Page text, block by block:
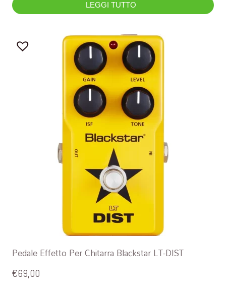
LEGGI TUTTO
Pedale Effetto Per Chitarra Blackstar LT-DIST
€69,00